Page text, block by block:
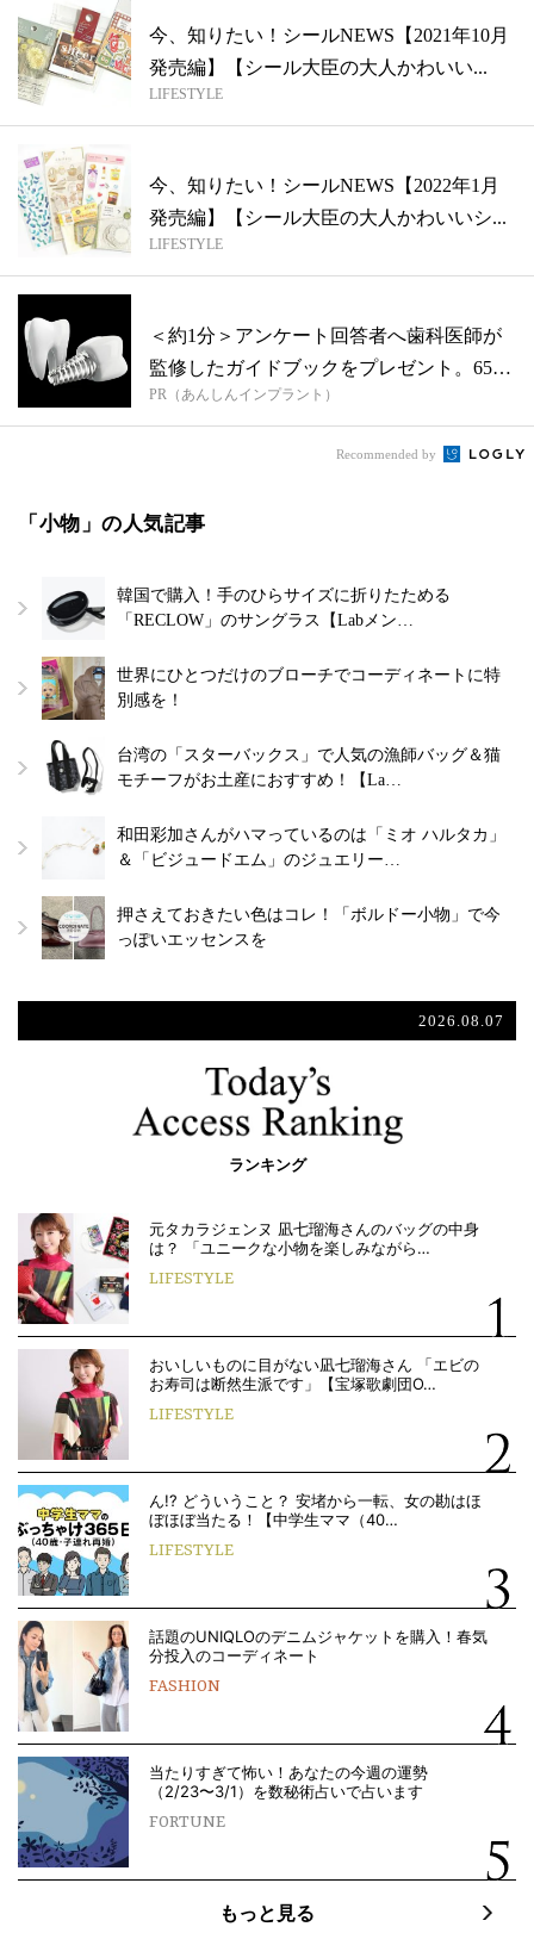
今、知りたい！シールNEWS【2021年10月
発売編】【シール大臣の大人かわいい...
LIFESTYLE
今、知りたい！シールNEWS【2022年1月
発売編】【シール大臣の大人かわいいシ...
LIFESTYLE
＜約1分＞アンケート回答者へ歯科医師が
監修したガイドブックをプレゼント。65歳
以...
PR（あんしんインプラント）
Recommended by
「小物」の人気記事
韓国で購入！手のひらサイズに折りたためる
「RECLOW」のサングラス【Labメン…
世界にひとつだけのブローチでコーディネートに特
別感を！
台湾の「スターバックス」で人気の漁師バッグ＆猫
モチーフがお土産におすすめ！【La…
和田彩加さんがハマっているのは「ミオ ハルタカ」
＆「ビジュードエム」のジュエリー…
押さえておきたい色はコレ！「ボルドー小物」で今
っぽいエッセンスを
2026.08.07
ランキング
元タカラジェンヌ 凪七瑠海さんのバッグの中身
は？ 「ユニークな小物を楽しみながら…
LIFESTYLE
おいしいものに目がない凪七瑠海さん 「エビの
お寿司は断然生派です」【宝塚歌劇団O…
LIFESTYLE
ん!? どういうこと？ 安堵から一転、女の勘はほ
ぼほぼ当たる！【中学生ママ（40…
LIFESTYLE
話題のUNIQLOのデニムジャケットを購入！春気
分投入のコーディネート
FASHION
当たりすぎて怖い！あなたの今週の運勢
（2/23〜3/1）を数秘術占いで占います
FORTUNE
もっと見る